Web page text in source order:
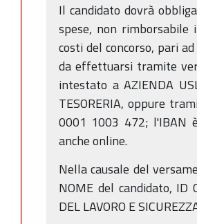
Il candidato dovrà
spese, non rimborsabile
costi del concorso, pari
da effettuarsi tramite
intestato a AZIENDA
TESORERIA, oppure
0001 1003 472; l'IBAN
anche online.
Nella causale del
NOME del candidato, ID
DEL LAVORO E